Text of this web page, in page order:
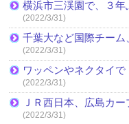
横浜市三渓園で、３
(2022/3/31)
千葉大など国際チーム
(2022/3/31)
ワッペンやネクタイ
(2022/3/31)
ＪＲ西日本、広島カ
(2022/3/31)